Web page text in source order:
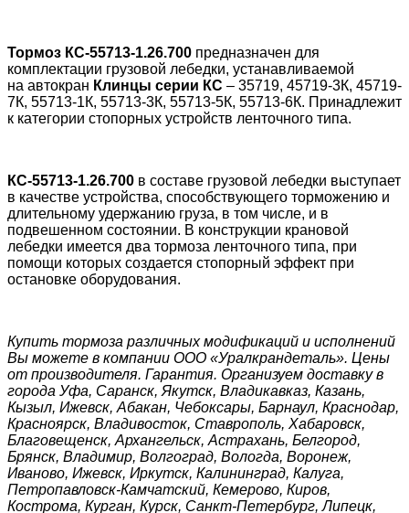
Тормоз КС-55713-1.26.700 предназначен для
комплектации грузовой лебедки, устанавливаемой
на автокран Клинцы серии КС – 35719, 45719-3К, 45719-
7К, 55713-1К, 55713-3К, 55713-5К, 55713-6К. Принадлежит
к категории стопорных устройств ленточного типа.
КС-55713-1.26.700 в составе грузовой лебедки выступает
в качестве устройства, способствующего торможению и
длительному удержанию груза, в том числе, и в
подвешенном состоянии. В конструкции крановой
лебедки имеется два тормоза ленточного типа, при
помощи которых создается стопорный эффект при
остановке оборудования.
Купить тормоза различных модификаций и исполнений
Вы можете в компании ООО «Уралкрандеталь». Цены
от производителя. Гарантия. Организуем доставку в
города Уфа, Саранск, Якутск, Владикавказ, Казань,
Кызыл, Ижевск, Абакан, Чебоксары, Барнаул, Краснодар,
Красноярск, Владивосток, Ставрополь, Хабаровск,
Благовещенск, Архангельск, Астрахань, Белгород,
Брянск, Владимир, Волгоград, Вологда, Воронеж,
Иваново, Ижевск, Иркутск, Калининград, Калуга,
Петропавловск-Камчатский, Кемерово, Киров,
Кострома, Курган, Курск, Санкт-Петербург, Липецк,